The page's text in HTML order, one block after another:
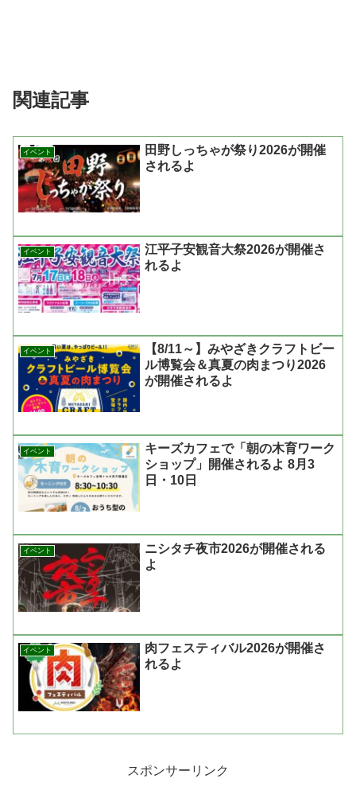
関連記事
イベント
田野しっちゃが祭り2026が開催
されるよ
イベント
江平子安観音大祭2026が開催さ
れるよ
イベント
【8/11～】みやざきクラフトビー
ル博覧会＆真夏の肉まつり2026
が開催されるよ
イベント
キーズカフェで「朝の木育ワーク
ショップ」開催されるよ 8月3
日・10日
イベント
ニシタチ夜市2026が開催される
よ
イベント
肉フェスティバル2026が開催さ
れるよ
スポンサーリンク